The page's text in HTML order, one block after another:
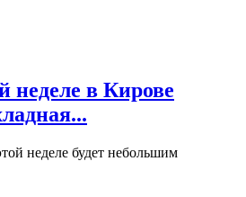
неделе в Кирове
неделе будет небольшим